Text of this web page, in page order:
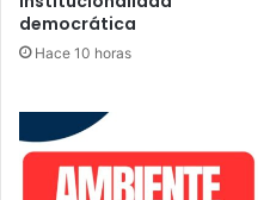
democrática
Hace 10 horas